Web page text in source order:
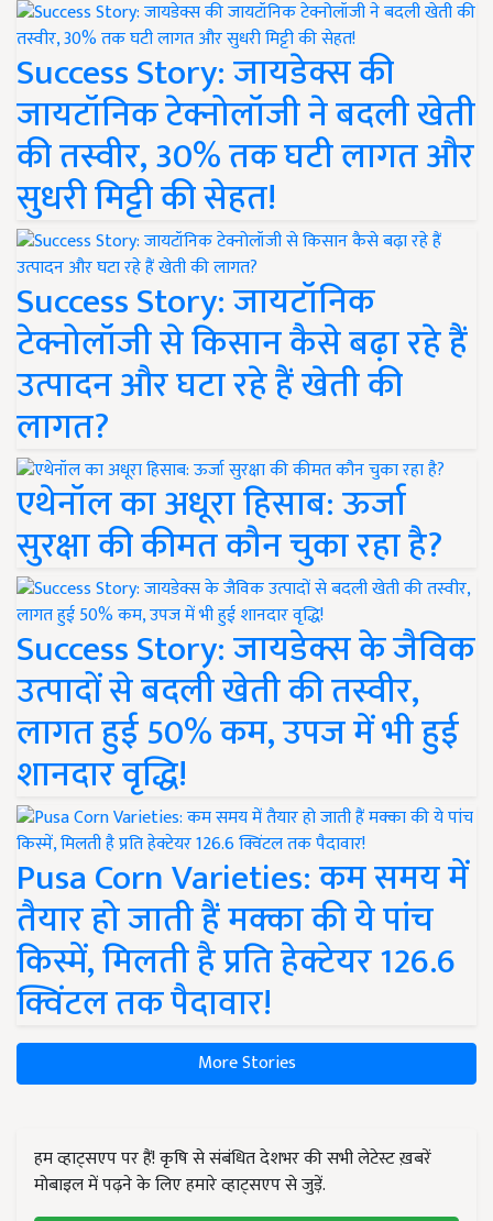
Success Story: जायडेक्स की
जायटॉनिक टेक्नोलॉजी ने बदली खेती
की तस्वीर, 30% तक घटी लागत और
सुधरी मिट्टी की सेहत!
Success Story: जायटॉनिक
टेक्नोलॉजी से किसान कैसे बढ़ा रहे हैं
उत्पादन और घटा रहे हैं खेती की
लागत?
एथेनॉल का अधूरा हिसाब: ऊर्जा
सुरक्षा की कीमत कौन चुका रहा है?
Success Story: जायडेक्स के जैविक
उत्पादों से बदली खेती की तस्वीर,
लागत हुई 50% कम, उपज में भी हुई
शानदार वृद्धि!
Pusa Corn Varieties: कम समय में
तैयार हो जाती हैं मक्का की ये पांच
किस्में, मिलती है प्रति हेक्टेयर 126.6
क्विंटल तक पैदावार!
More Stories
हम व्हाट्सएप पर हैं! कृषि से संबंधित देशभर की सभी लेटेस्ट ख़बरें
मोबाइल में पढ़ने के लिए हमारे व्हाट्सएप से जुड़ें.